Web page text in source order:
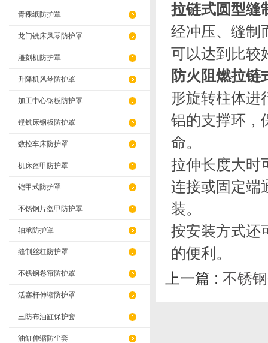
青稞纸防护罩
龙门铣床风琴防护罩
雕刻机防护罩
升降机风琴防护罩
加工中心钢板防护罩
镗铣床钢板防护罩
数控车床防护罩
机床盔甲防护罩
铠甲式防护罩
不锈钢片盔甲防护罩
轴承防护罩
缝制丝杠防护罩
不锈钢卷帘防护罩
活塞杆伸缩防护罩
三防布油缸保护套
油缸伸缩防尘套
拉链式圆型缝
经冲压、缝制
可以达到比较
防火阻燃拉链
形旋转柱体进
铝的支撑环，
命。
拉伸长度大时
连接或固定端
装。
按安装方式还
的便利。
上一篇 : 不锈